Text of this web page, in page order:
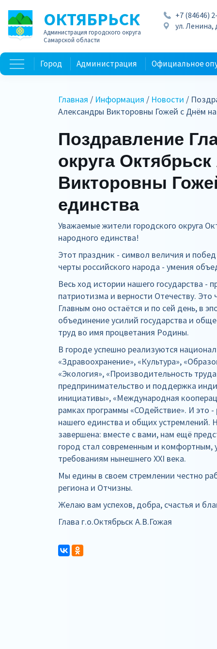
ОКТЯБРЬСК
Администрация городского округа
Самарской области
+7 (84646)
ул. Ленина,
Город Администрация Официальное
Главная / Информация / Новости /
Александры Викторовны Гожей с Днём
Поздравление
округа
Викторовны
единства
Уважаемые жители городского округа
народного единства!
Этот праздник - символ величия и
черты российского народа - умения
Весь ход истории нашего государства
патриотизма и верности Отечеству.
Главным оно остаётся и по сей день, в
объединение усилий государства и
труд во имя процветания Родины.
В городе успешно реализуются
«Здравоохранение», «Культура»,
«Экология», «Производительность
предпринимательство и поддержка
инициативы», «Международная
рамках программы «СОдействие». И это
нашего единства и общих устремлений.
завершена: вместе с вами, нам ещё
город стал современным и
требованиям нынешнего XXI века.
Мы едины в своем стремлении честно
региона и Отчизны.
Желаю вам успехов, добра, счастья и
Глава г.о.Октябрьск А.В.Гожая